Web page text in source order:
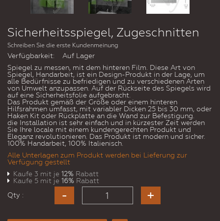
Sicherheitsspiegel, Zugeschnitten
Schreiben Sie die erste Kundenmeinung
Verfügbarkeit:
Auf Lager
Spiegel zu messen, mit dem hinteren Film. Diese Art von
Spiegel, Handarbeit, ist ein Design-Produkt in der Lage, um
alle Bedürfnisse zu befriedigen und zu verschiedenen Arten
von Umwelt anzupassen. Auf der Rückseite des Spiegels wird
auf eine Sicherheitsfolie aufgebracht.
Das Produkt gemäß der Größe oder einem hinteren
Hilfsrahmen umfasst, mit variabler Dicken 25 bis 30 mm, oder
Haken Kit oder Rückplatte an die Wand zur Befestigung.
die Installation ist sehr einfach und in kürzester Zeit werden
Sie Ihre locale mit einem kundengerechten Produkt und
Eleganz revolutionieren. Das Produkt ist modern und sicher.
100% Handarbeit, 100% Italienisch.
Alle Unterlagen zum Produkt werden bei Lieferung zur
Verfügung gestellt
Kaufe 3 mit je 12% Rabatt
Kaufe 5 mit je 16% Rabatt
Qty :